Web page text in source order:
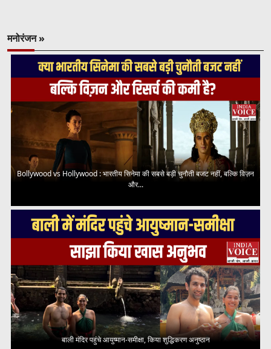
मनोरंजन »
Bollywood vs Hollywood : भारतीय सिनेमा की सबसे बड़ी चुनौती बजट नहीं, बल्कि विज़न
और...
बाली मंदिर पहुंचे आयुष्मान-समीक्षा, किया शुद्धिकरण अनुष्ठान